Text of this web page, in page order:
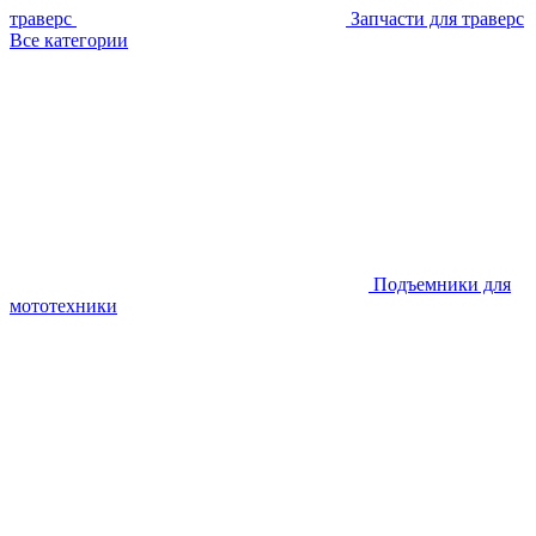
траверс
Запчасти для траверс
Все категории
Подъемники для
мототехники